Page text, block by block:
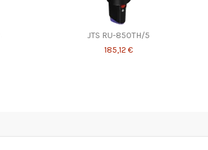
JTS RU-850TH/5
185,12 €